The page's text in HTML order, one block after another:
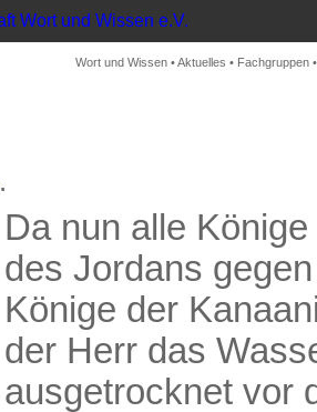
Wort und Wissen •Aktuelles • Fachgruppen
.
Da nun alle
des Jordans
Könige der
der Herr das
ausgetrocknet vor